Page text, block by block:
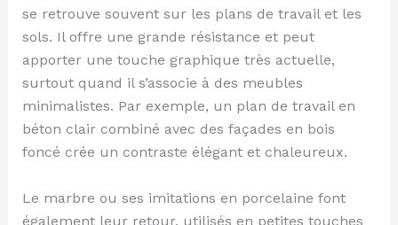
se retrouve souvent sur les plans de travail et les
sols. Il offre une grande résistance et peut
apporter une touche graphique très actuelle,
surtout quand il s’associe à des meubles
minimalistes. Par exemple, un plan de travail en
béton clair combiné avec des façades en bois
foncé crée un contraste élégant et chaleureux.
Le marbre ou ses imitations en porcelaine font
également leur retour, utilisés en petites touches